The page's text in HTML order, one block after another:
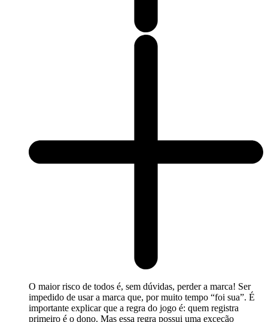
O maior risco de todos é, sem dúvidas, perder a marca! Ser
impedido de usar a marca que, por muito tempo “foi sua”. É
importante explicar que a regra do jogo é: quem registra
primeiro é o dono. Mas essa regra possui uma exceção